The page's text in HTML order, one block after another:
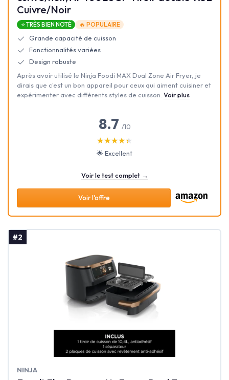
Cuivre/Noir
⭐ TRÈS BIEN NOTÉ 🔥 POPULAIRE
Grande capacité de cuisson
Fonctionnalités variées
Design robuste
Après avoir utilisé le Ninja Foodi MAX Dual Zone Air Fryer, je
dirais que c'est un bon appareil pour ceux qui aiment cuisiner et
expérimenter avec différents styles de cuisson. Voir plus
8.7 /10
★★★★★
★★★★★
🌟 Excellent
Voir le test complet →
Voir l'offre
#2
‎NINJA